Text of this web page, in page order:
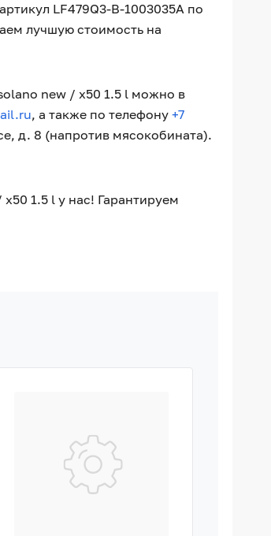
LF479Q3-B-1003035A по
лучшую стоимость на
new / x50 1.5 l можно в
, а также по телефону +7
д. 8 (напротив мясокобината).
1.5 l у нас! Гарантируем